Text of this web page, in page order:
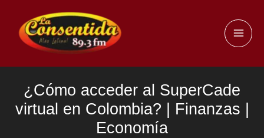
contenido
¿Cómo acceder al SuperCade
virtual en Colombia? | Finanzas |
Economía